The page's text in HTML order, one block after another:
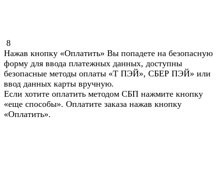
8
Нажав кнопку «Оплатить» Вы попадете на безопасную
форму для ввода платежных данных, доступны
безопасные методы оплаты «Т ПЭЙ», СБЕР ПЭЙ» или
ввод данных карты вручную.
Если хотите оплатить методом СБП нажмите кнопку
«еще способы». Оплатите заказа нажав кнопку
«Оплатить».